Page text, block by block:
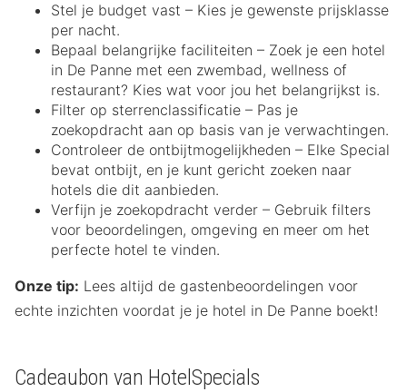
Stel je budget vast – Kies je gewenste prijsklasse
per nacht.
Bepaal belangrijke faciliteiten – Zoek je een hotel
in De Panne met een zwembad, wellness of
restaurant? Kies wat voor jou het belangrijkst is.
Filter op sterrenclassificatie – Pas je
zoekopdracht aan op basis van je verwachtingen.
Controleer de ontbijtmogelijkheden – Elke Special
bevat ontbijt, en je kunt gericht zoeken naar
hotels die dit aanbieden.
Verfijn je zoekopdracht verder – Gebruik filters
voor beoordelingen, omgeving en meer om het
perfecte hotel te vinden.
Onze tip: Lees altijd de gastenbeoordelingen voor
echte inzichten voordat je je hotel in De Panne boekt!
Cadeaubon van HotelSpecials